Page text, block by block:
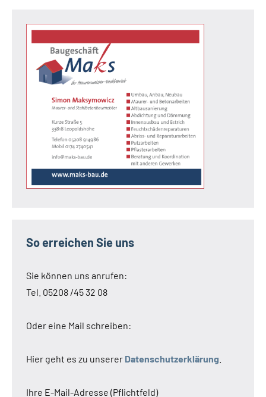
So erreichen Sie uns
Sie können uns anrufen:
Tel. 05208 /45 32 08
Oder eine Mail schreiben:
Hier geht es zu unserer Datenschutzerklärung
Ihre E-Mail-Adresse (Pflichtfeld)